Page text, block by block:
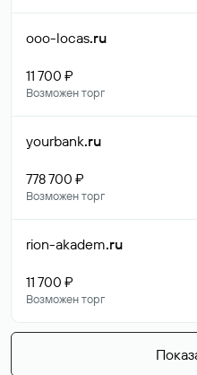
ooo-locas.ru
11 700 ₽
Возможен торг
yourbank.ru
778 700 ₽
Возможен торг
rion-akadem.ru
11 700 ₽
Возможен торг